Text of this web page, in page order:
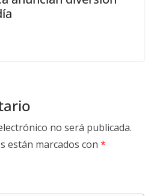
no será publicada.
están marcados con *